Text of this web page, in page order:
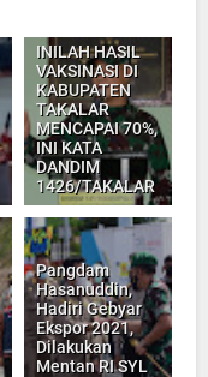
INILAH HASIL
VAKSINASI DI
KABUPATEN
TAKALAR
MENCAPAI 70%,
INI KATA
DANDIM
1426/TAKALAR
Pangdam
Hasanuddin,
Hadiri Gebyar
Ekspor 2021,
Dilakukan
Mentan RI SYL